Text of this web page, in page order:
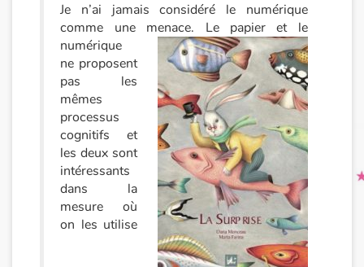
Je n’ai jamais considéré le numérique
comme une menace. Lepapier et le
numérique
ne proposent
pas les
mêmes
processus
cognitifs et
les deux sont
intéressants
dans la
mesure où
on les utilise